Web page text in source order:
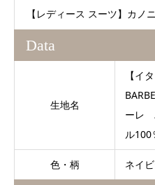
【レディース スーツ】カ
Data
生地名
【イ
ーレ
ル100
色・柄 ネイ